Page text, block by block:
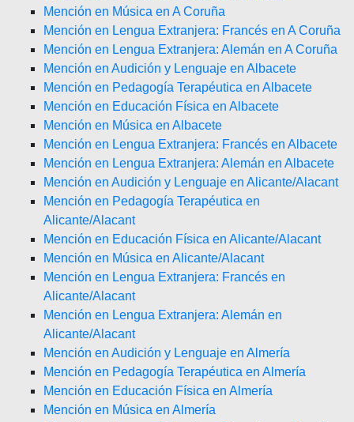
Mención en Música en A Coruña
Mención en Lengua Extranjera: Francés en A Coruña
Mención en Lengua Extranjera: Alemán en A Coruña
Mención en Audición y Lenguaje en Albacete
Mención en Pedagogía Terapéutica en Albacete
Mención en Educación Física en Albacete
Mención en Música en Albacete
Mención en Lengua Extranjera: Francés en Albacete
Mención en Lengua Extranjera: Alemán en Albacete
Mención en Audición y Lenguaje en Alicante/Alacant
Mención en Pedagogía Terapéutica en
Alicante/Alacant
Mención en Educación Física en Alicante/Alacant
Mención en Música en Alicante/Alacant
Mención en Lengua Extranjera: Francés en
Alicante/Alacant
Mención en Lengua Extranjera: Alemán en
Alicante/Alacant
Mención en Audición y Lenguaje en Almería
Mención en Pedagogía Terapéutica en Almería
Mención en Educación Física en Almería
Mención en Música en Almería